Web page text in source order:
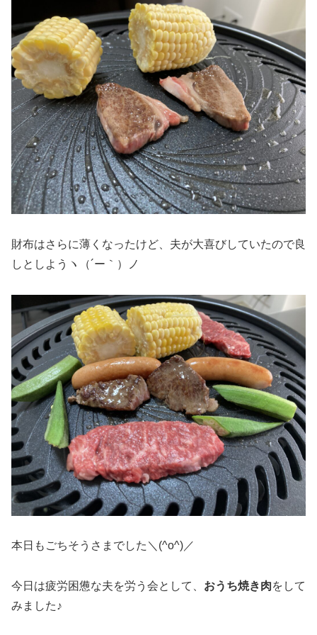
財布はさらに薄くなったけど、夫が大喜びしていたので良
しとしようヽ（´ー｀）ノ
本日もごちそうさまでした＼(^o^)／
今日は疲労困憊な夫を労う会として、 おうち焼き肉をして
みました♪